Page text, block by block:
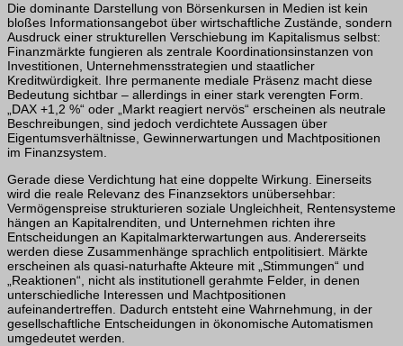
Die dominante Darstellung von Börsenkursen in Medien ist kein
bloßes Informationsangebot über wirtschaftliche Zustände, sondern
Ausdruck einer strukturellen Verschiebung im Kapitalismus selbst:
Finanzmärkte fungieren als zentrale Koordinationsinstanzen von
Investitionen, Unternehmensstrategien und staatlicher
Kreditwürdigkeit. Ihre permanente mediale Präsenz macht diese
Bedeutung sichtbar – allerdings in einer stark verengten Form.
„DAX +1,2 %“ oder „Markt reagiert nervös“ erscheinen als neutrale
Beschreibungen, sind jedoch verdichtete Aussagen über
Eigentumsverhältnisse, Gewinnerwartungen und Machtpositionen
im Finanzsystem.
Gerade diese Verdichtung hat eine doppelte Wirkung. Einerseits
wird die reale Relevanz des Finanzsektors unübersehbar:
Vermögenspreise strukturieren soziale Ungleichheit, Rentensysteme
hängen an Kapitalrenditen, und Unternehmen richten ihre
Entscheidungen an Kapitalmarkterwartungen aus. Andererseits
werden diese Zusammenhänge sprachlich entpolitisiert. Märkte
erscheinen als quasi-naturhafte Akteure mit „Stimmungen“ und
„Reaktionen“, nicht als institutionell gerahmte Felder, in denen
unterschiedliche Interessen und Machtpositionen
aufeinandertreffen. Dadurch entsteht eine Wahrnehmung, in der
gesellschaftliche Entscheidungen in ökonomische Automatismen
umgedeutet werden.